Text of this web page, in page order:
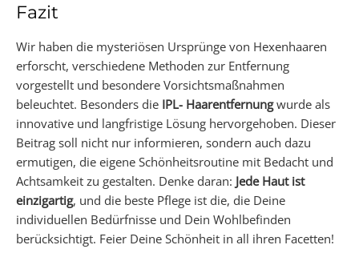
Fazit
Wir haben die mysteriösen Ursprünge von Hexenhaaren
erforscht, verschiedene Methoden zur Entfernung
vorgestellt und besondere Vorsichtsmaßnahmen
beleuchtet. Besonders die IPL- Haarentfernungwurde als
innovative und langfristige Lösung hervorgehoben. Dieser
Beitrag soll nicht nur informieren, sondern auch dazu
ermutigen, die eigene Schönheitsroutine mit Bedacht und
Achtsamkeit zu gestalten. Denke daran: Jede Haut ist
einzigartig, und die beste Pflege ist die, die Deine
individuellen Bedürfnisse und Dein Wohlbefinden
berücksichtigt. Feier Deine Schönheit in all ihren Facetten!